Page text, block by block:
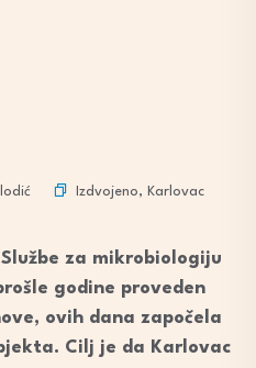
Izdvojeno, Karlovac
za mikrobiologiju
godine proveden
ovih dana započela
Cilj je da Karlovac